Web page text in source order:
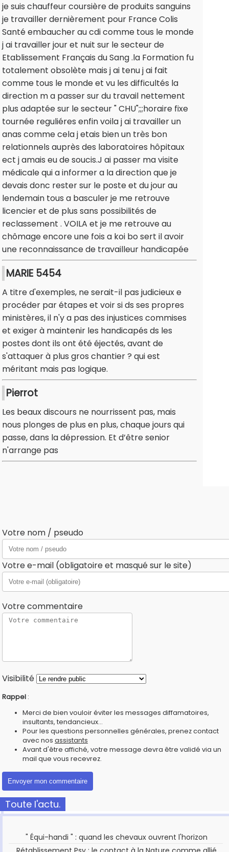
je suis chauffeur coursière de produits sanguins
je travailler dernièrement pour France Colis
Santé embaucher au cdi comme tous le monde
j ai travailler jour et nuit sur le secteur de
Etablissement Français du Sang .la Formation fu
totalement obsolète mais j ai tenu j ai fait
comme tous le monde et vu les difficultés la
direction m a passer sur du travail nettement
plus adaptée sur le secteur " CHU";;;horaire fixe
tournée reguliéres enfin voila j ai travailler un
anas comme cela j etais bien un très bon
relationnels auprès des laboratoires hôpitaux
ect j amais eu de soucis.J ai passer ma visite
médicale qui a informer a la direction que je
devais donc rester sur le poste et du jour au
lendemain tous a basculer je me retrouve
licencier et de plus sans possibilités de
reclassement . VOILA et je me retrouve au
chômage encore une fois a koi bo sert il avoir
une reconnaissance de travailleur handicapée
MARIE 5454
A titre d'exemples, ne serait-il pas judicieux e
procéder par étapes et voir si ds ses propres
ministères, il n'y a pas des injustices commises
et exiger à maintenir les handicapés ds les
postes dont ils ont été éjectés, avant de
s'attaquer à plus gros chantier ? qui est
méritant mais pas logique.
Pierrot
Les beaux discours ne nourrissent pas, mais
nous plonges de plus en plus, chaque jours qui
passe, dans la dépression. Et d’être senior
n'arrange pas
Votre nom / pseudo
Votre e-mail (obligatoire et masqué sur le site)
Votre commentaire
Visibilité
Rappel :
Merci de bien vouloir éviter les messages diffamatoires,
insultants, tendancieux...
Pour les questions personnelles générales, prenez contact
avec nos assistants
Avant d'être affiché, votre message devra être validé via un
mail que vous recevrez.
Toute l'actu.
" Équi-handi " : quand les chevaux ouvrent l'horizon